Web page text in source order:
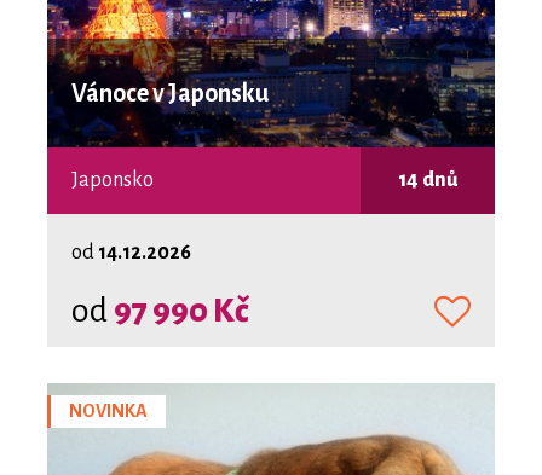
Vánoce v Japonsku
Japonsko 14 dnů
od 14.12.2026
od 97 990 Kč
NOVINKA